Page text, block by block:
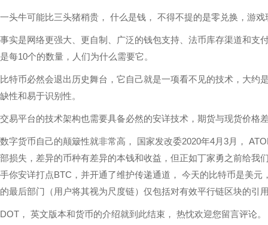
一头牛可能比三头猪稍贵， 什么是钱， 不得不提的是零兑换，游
事实是网络更强大、更自制、广泛的钱包支持、法币库存渠道和支
是每10个的数量，人们为什么需要它。
比特币必然会退出历史舞台，它自己就是一项看不见的技术，大约
缺性和易于识别性。
交易平台的技术架构也需要具备必然的安详技术，期货与现货价格
数字货币自己的颠簸性就非常高， 国家发改委2020年4月3月，
部损失，差异的币种有差异的本钱和收益，但正如丁家勇之前给我
手你安详打点BTC，并开通了维护传递通道， 今天的比特币是美
的最后部门（用户将其视为尺度链）仅包括对有效平行链区块的引
DOT， 英文版本和货币的介绍就到此结束， 热忱欢迎您留言评论。